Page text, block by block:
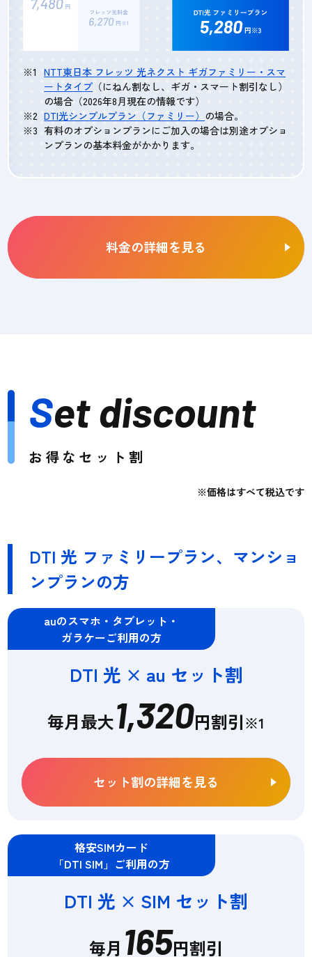
NTT東日本 フレッツ 光ネクスト ギガファミリー・スマ
ートタイプ （にねん割なし、ギガ・スマート割引なし）
の場合（2026年8月現在の情報です）
DTI光シンプルプラン（ファミリー） の場合。
有料のオプションプランにご加入の場合は別途オプショ
ンプランの基本料金がかかります。
料金の詳細を見る
Set discount
お得なセット割
※価格はすべて税込です
DTI 光 ファミリープラン、マンショ
ンプランの方
auのスマホ・タブレット・
ガラケーご利用の方
DTI 光 × au セット割
毎月最大1,320円割引※1
セット割の詳細を見る
格安SIMカード
「DTI SIM」ご利用の方
DTI 光 × SIM セット割
毎月 165円割引